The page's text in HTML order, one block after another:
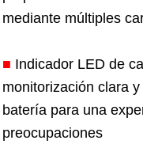
mediante múltiples
■ Indicador LED de
monitorización clara
batería para una
preocupaciones